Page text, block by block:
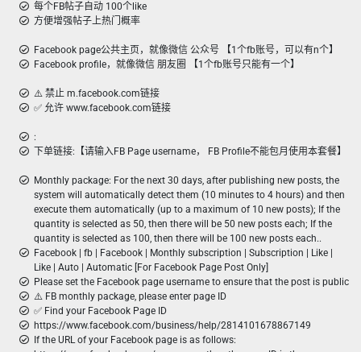
每个FB帖子自动 100个like
方便增强帖子上热门概率
Facebook page公共主页，就像微信 公众号 【1个fb账号，可以有n个】
Facebook profile，就像微信 朋友圈 【1个fb账号只能有一个】
⚠️ 禁止 m.facebook.com链接
✅ 允许 www.facebook.com链接
:
下单链接:【请输入FB Page username， FB Profile不能包月使用本套餐】
Monthly package: For the next 30 days, after publishing new posts, the
system will automatically detect them (10 minutes to 4 hours) and then
execute them automatically (up to a maximum of 10 new posts); If the
quantity is selected as 50, then there will be 50 new posts each; If the
quantity is selected as 100, then there will be 100 new posts each..
Facebook | fb | Facebook | Monthly subscription | Subscription | Like |
Like | Auto | Automatic [For Facebook Page Post Only]
Please set the Facebook page username to ensure that the post is public
⚠️ FB monthly package, please enter page ID
✅ Find your Facebook Page ID
https://www.facebook.com/business/help/2814101678867149
If the URL of your Facebook page is as follows: